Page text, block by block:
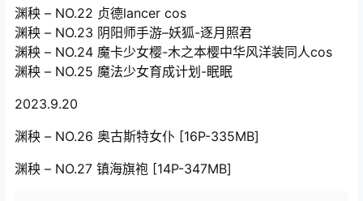
渊秧 – NO.22 贞德lancer cos
渊秧 – NO.23 阴阳师手游–妖狐-逐月照君
渊秧 – NO.24 魔卡少女樱-木之本樱中华风洋装同人cos
渊秧 – NO.25 魔法少女育成计划-眠眠
2023.9.20
渊秧 – NO.26 奥古斯特女仆 [16P-335MB]
渊秧 – NO.27 镇海旗袍 [14P-347MB]